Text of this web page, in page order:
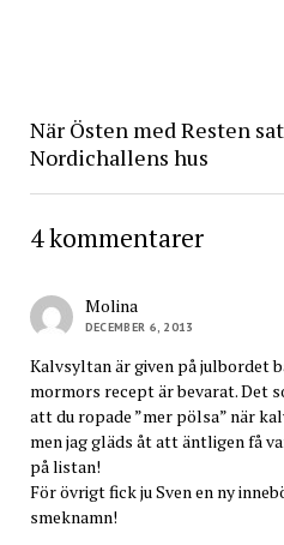
När Östen med Resten
Nordichallens hus
4 kommentarer
Molina
DECEMBER 6, 2013
Kalvsyltan är given på julbordet
mormors recept är bevarat. Det
att du ropade ”mer pölsa” när
men jag gläds åt att äntligen få
på listan!
För övrigt fick ju Sven en ny
smeknamn!